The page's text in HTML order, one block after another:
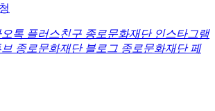
톡 플러스친구 종로문화재단 인스타그램
종로문화재단 블로그 종로문화재단 페